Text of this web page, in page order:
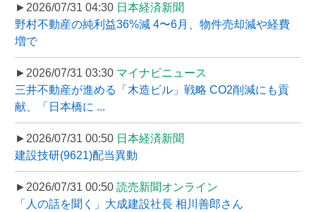
►2026/07/31 04:30 日本経済新聞
野村不動産の純利益36%減 4〜6月、物件売却減や経費
増で
►2026/07/31 03:30 マイナビニュース
三井不動産が進める「木造ビル」戦略 CO2削減にも貢
献、「日本橋に ...
►2026/07/31 00:50 日本経済新聞
建設技研(9621)配当異動
►2026/07/31 00:50 読売新聞オンライン
「人の話を聞く」大成建設社長 相川善郎さん